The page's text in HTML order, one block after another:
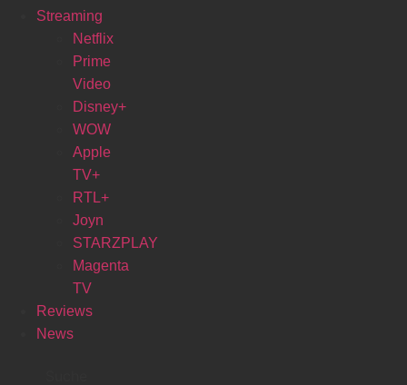
Streaming
Netflix
Prime
Video
Disney+
WOW
Apple
TV+
RTL+
Joyn
STARZPLAY
Magenta
TV
Reviews
News